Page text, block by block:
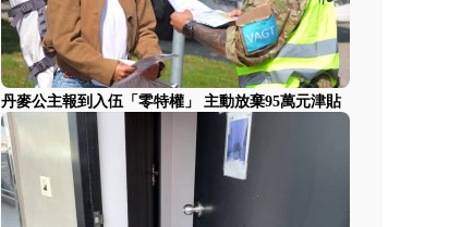
丹麥公主報到入伍「零特權」 主動放棄95萬元津貼